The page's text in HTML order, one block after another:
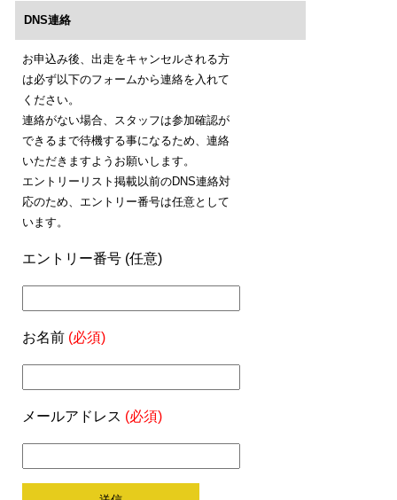
DNS連絡
お申込み後、出走をキャンセルされる方
は必ず以下のフォームから連絡を入れて
ください。
連絡がない場合、スタッフは参加確認が
できるまで待機する事になるため、連絡
いただきますようお願いします。
エントリーリスト掲載以前のDNS連絡対
応のため、エントリー番号は任意として
います。
エントリー番号 (任意)
お名前 (必須)
メールアドレス (必須)